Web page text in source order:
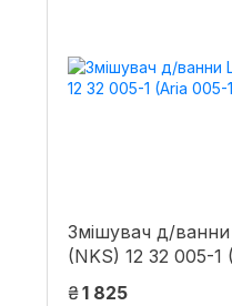
Змішувач д/ванни
(NKS) 12 32 005-1
1) довгий
₴1 825